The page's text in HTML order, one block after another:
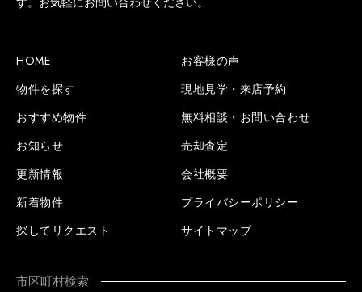
HOME
物件を探す
おすすめ物件
お知らせ
更新情報
新着物件
探してリクエスト
お客様の声
現地見学・来店予約
無料相談・お問い合わせ
売却査定
会社概要
プライバシーポリシー
サイトマップ
市区町村検索